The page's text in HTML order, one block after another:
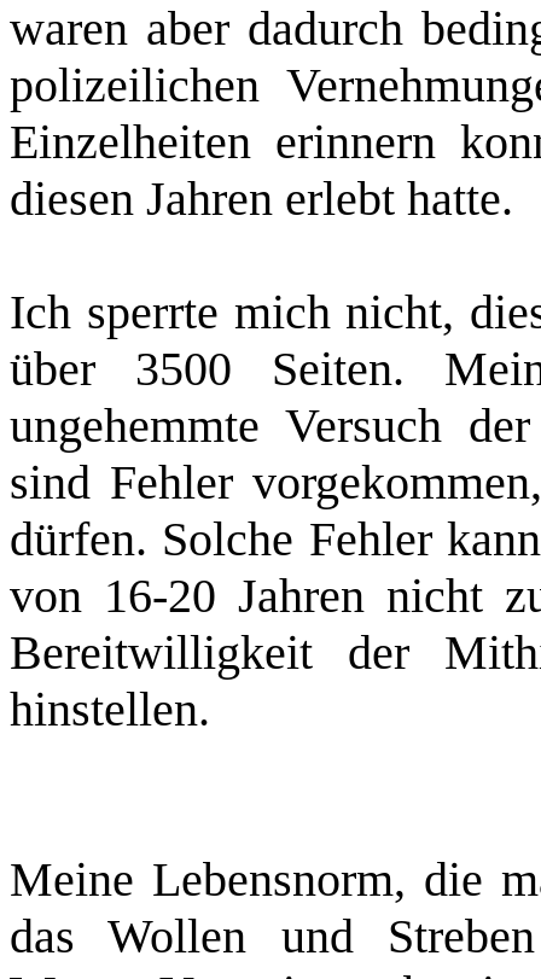
waren aber dadurch
polizeilichen
Einzelheiten erinnern
diesen Jahren erlebt hatte.
Ich sperrte mich nicht,
über 3500 Seiten.
ungehemmte Versuch
sind Fehler
dürfen. Solche Fehler
von 16‑20 Jahren nicht
Bereitwilligkeit der
hinstellen.
Meine Lebensnorm, die
das Wollen und